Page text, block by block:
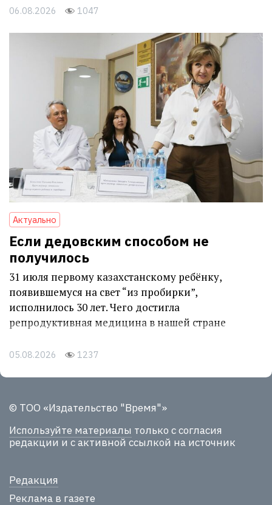
06.08.2026 1047
Актуально
Если дедовским способом не
получилось
31 июля первому казахстанскому ребёнку,
появившемуся на свет “из пробирки”,
исполнилось 30 лет. Чего достигла
репродуктивная медицина в нашей стране
05.08.2026 1237
© ТОО «Издательство "Время"»
Используйте материалы только с согласия
редакции и с активной ссылкой на источник
Редакция
Реклама в газете